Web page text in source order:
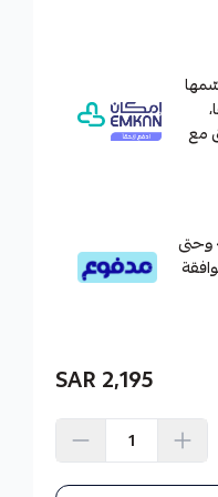
مع
قسم دفعاتك بطريقة ميسرة إلى 4 وحتى
2,195 SAR